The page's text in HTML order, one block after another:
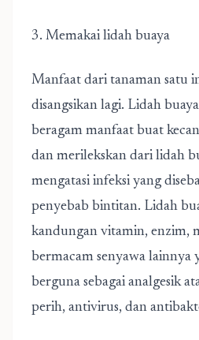
3. Memakai lidah buaya
Manfaat dari tanaman satu
disangsikan lagi. Lidah
beragam manfaat buat
dan merilekskan dari lidah
mengatasi infeksi yang
penyebab bintitan. Lidah
kandungan vitamin, enzim,
bermacam senyawa lainnya
berguna sebagai analgesik
perih, antivirus, dan